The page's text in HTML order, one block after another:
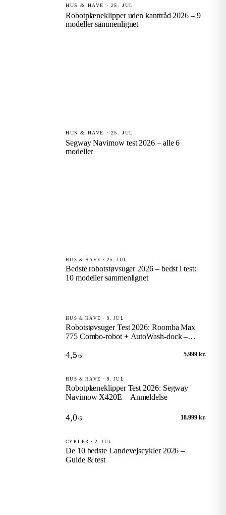
HUS & HAVE · 25. JUL
Robotplæneklipper uden kanttråd 2026 – 9
modeller sammenlignet
HUS & HAVE · 25. JUL
Segway Navimow test 2026 – alle 6
modeller
HUS & HAVE · 25. JUL
Bedste robotstøvsuger 2026 – bedst i test:
10 modeller sammenlignet
HUS & HAVE · 9. JUL
Robotstøvsuger Test 2026: Roomba Max
775 Combo-robot + AutoWash-dock –
4,5/5 5.999 kr.
HUS & HAVE · 9. JUL
Robotplæneklipper Test 2026: Segway
Navimow X420E – Anmeldelse
4,0/5 18.999 kr.
CYKLER · 2. JUL
De 10 bedste Landevejscykler 2026 –
Guide & test